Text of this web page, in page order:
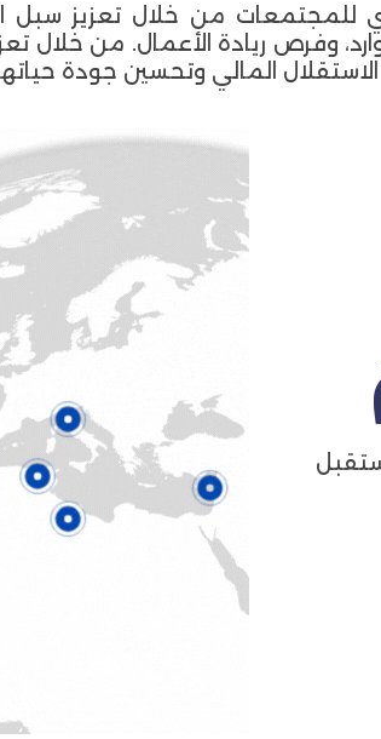
للمجتمعات من خلال تعزيز سبل
وفرص ريادة الأعمال. من خلال
الاستقلال المالي وتحسين جودة